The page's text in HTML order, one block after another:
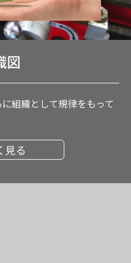
図
組織として規律をもって
見る